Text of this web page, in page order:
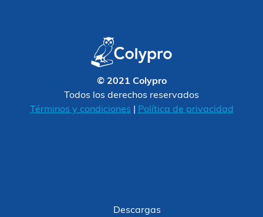
© 2021 Colypro
Todos los derechos reservados
Términos y condiciones
Política de privacidad
Descargas